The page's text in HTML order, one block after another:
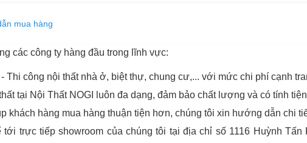
mua hàng
các công ty hàng đầu trong lĩnh vực:
Thi công nội thất nhà ở, biệt thự, chung cư,... với mức chi phí cạnh
tại Nội Thất NOGI luôn đa dạng, đảm bảo chất lượng và có tính
khách hàng mua hàng thuận tiện hơn, chúng tôi xin hướng dẫn chi
tới trực tiếp showroom của chúng tôi tại địa chỉ số 1116 Huỳnh